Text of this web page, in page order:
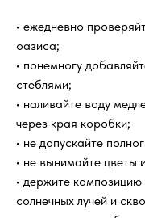
• ежедневно
оазиса;
• понемногу
стеблями;
• наливайте воду
через края коробки;
• не допускайте
• не вынимайте цветы
• держите
солнечных лучей и
определённому
Отправляете ли вы
букета перед
Что входит в стоимость
Можно ли заказать
анонимно?